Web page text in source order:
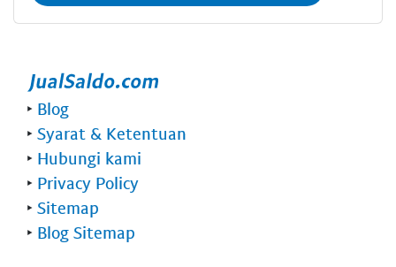
‣ Blog
‣ Syarat & Ketentuan
‣ Hubungi kami
‣ Privacy Policy
‣ Sitemap
‣ Blog Sitemap